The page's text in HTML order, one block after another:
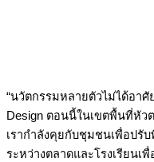
“นวัตกรรมหลายตัวไม่ได้อาศั
Design ตอนนี้ในเขตพื้นที่หัว
เรากำลังคุยกับชุมชนเพื่อปรั
ระหว่างตลาดและโรงเรียน